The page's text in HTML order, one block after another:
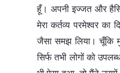
हूँ। अपनी इज्जत और
मेरा कर्तव्य परमेश्वर का
जैसा समझ लिया। चूँकि
सिर्फ तभी लोगों को